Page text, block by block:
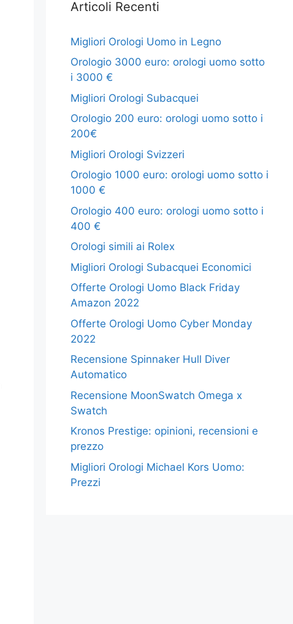
Articoli Recenti
Migliori Orologi Uomo in Legno
Orologio 3000 euro: orologi uomo sotto
i 3000 €
Migliori Orologi Subacquei
Orologio 200 euro: orologi uomo sotto i
200€
Migliori Orologi Svizzeri
Orologio 1000 euro: orologi uomo sotto i
1000 €
Orologio 400 euro: orologi uomo sotto i
400 €
Orologi simili ai Rolex
Migliori Orologi Subacquei Economici
Offerte Orologi Uomo Black Friday
Amazon 2022
Offerte Orologi Uomo Cyber Monday
2022
Recensione Spinnaker Hull Diver
Automatico
Recensione MoonSwatch Omega x
Swatch
Kronos Prestige: opinioni, recensioni e
prezzo
Migliori Orologi Michael Kors Uomo:
Prezzi